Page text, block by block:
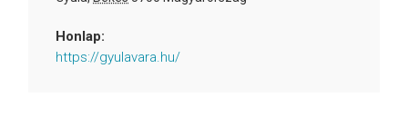
Honlap:
https://gyulavara.hu/